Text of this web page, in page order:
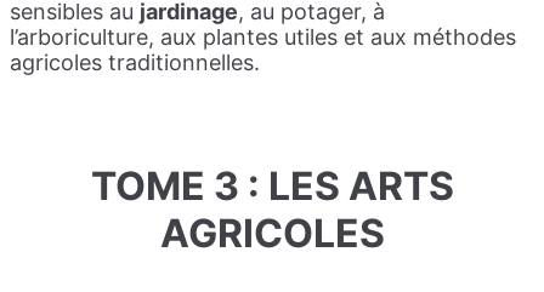
sensibles au jardinage, au potager, à
l’arboriculture, aux plantes utiles et aux méthodes
agricoles traditionnelles.
TOME 3 : LES ARTS
AGRICOLES